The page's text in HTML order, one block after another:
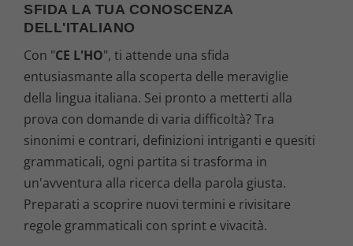
SFIDA LA TUA CONOSCENZA
DELL'ITALIANO
Con "CE L'HO", ti attende una sfida
entusiasmante alla scoperta delle meraviglie
della lingua italiana. Sei pronto a metterti alla
prova con domande di varia difficoltà? Tra
sinonimi e contrari, definizioni intriganti e quesiti
grammaticali, ogni partita si trasforma in
un'avventura alla ricerca della parola giusta.
Preparati a scoprire nuovi termini e rivisitare
regole grammaticali con sprint e vivacità.